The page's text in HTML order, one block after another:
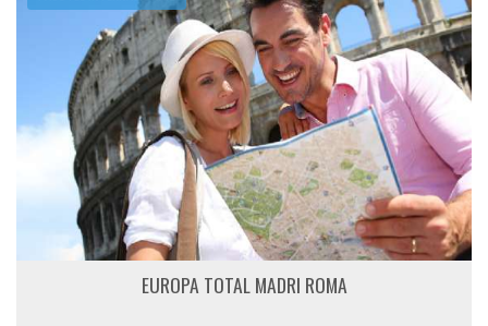
EUROPA TOTAL MADRI ROMA